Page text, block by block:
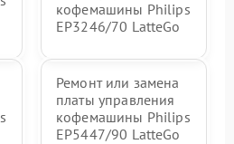
кофемашины Philips
EP3246/70 LatteGo
Ремонт или замена
платы управления
кофемашины Philips
EP5447/90 LatteGo